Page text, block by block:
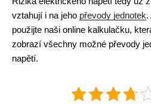
vztahují i na jeho převody jednotek.
použijte naši online kalkulačku,
zobrazí všechny možné převody
napětí.